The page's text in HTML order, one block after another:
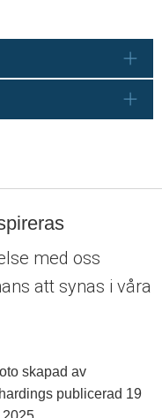
med oss
att synas i våra